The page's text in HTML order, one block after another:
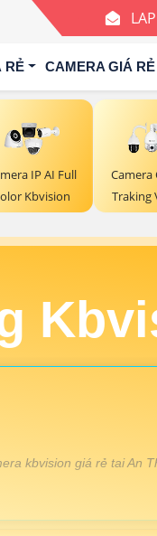
RẺ CAMERA GIÁ
IP AI Full
Kbvision
Camera
Traking
kbvision giá rẻ tai An